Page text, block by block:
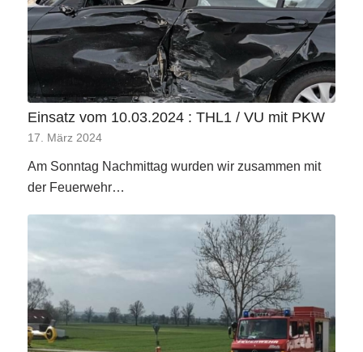
Einsatz vom 10.03.2024 : THL1 / VU mit PKW
17. März 2024
Am Sonntag Nachmittag wurden wir zusammen mit
der Feuerwehr…